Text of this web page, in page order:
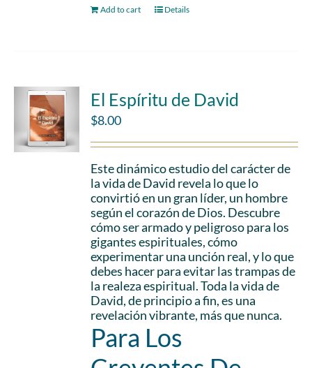
Add to cart Details
El Espíritu de David
$8.00
Este dinámico estudio del carácter de
la vida de David revela lo que lo
convirtió en un gran líder, un hombre
según el corazón de Dios. Descubre
cómo ser armado y peligroso para los
gigantes espirituales, cómo
experimentar una unción real, y lo que
debes hacer para evitar las trampas de
la realeza espiritual. Toda la vida de
David, de principio a fin, es una
revelación vibrante, más que nunca.
Para Los